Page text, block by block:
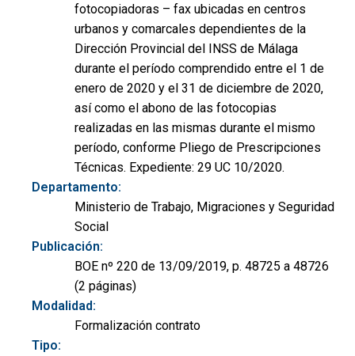
fotocopiadoras – fax ubicadas en centros
urbanos y comarcales dependientes de la
Dirección Provincial del INSS de Málaga
durante el período comprendido entre el 1 de
enero de 2020 y el 31 de diciembre de 2020,
así como el abono de las fotocopias
realizadas en las mismas durante el mismo
período, conforme Pliego de Prescripciones
Técnicas. Expediente: 29 UC 10/2020.
Departamento:
Ministerio de Trabajo, Migraciones y Seguridad
Social
Publicación:
BOE nº 220 de 13/09/2019, p. 48725 a 48726
(2 páginas)
Modalidad:
Formalización contrato
Tipo: